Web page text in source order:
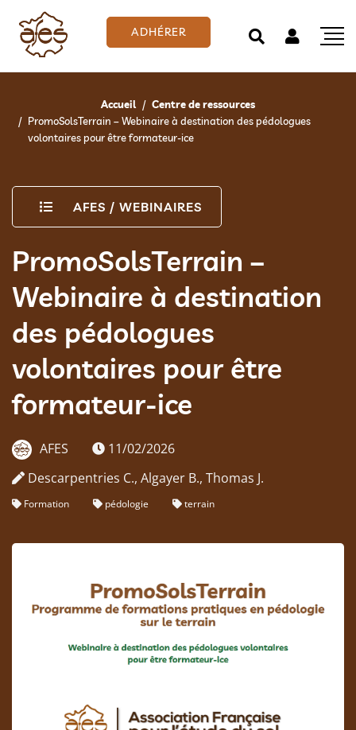
ADHÉRER
Accueil
Centre de ressources
PromoSolsTerrain – Webinaire à destination des pédologues
volontaires pour être formateur-ice
AFES / WEBINAIRES
PromoSolsTerrain –
Webinaire à destination
des pédologues
volontaires pour être
formateur-ice
AFES
11/02/2026
Descarpentries C., Algayer B., Thomas J.
Formation pédologie terrain